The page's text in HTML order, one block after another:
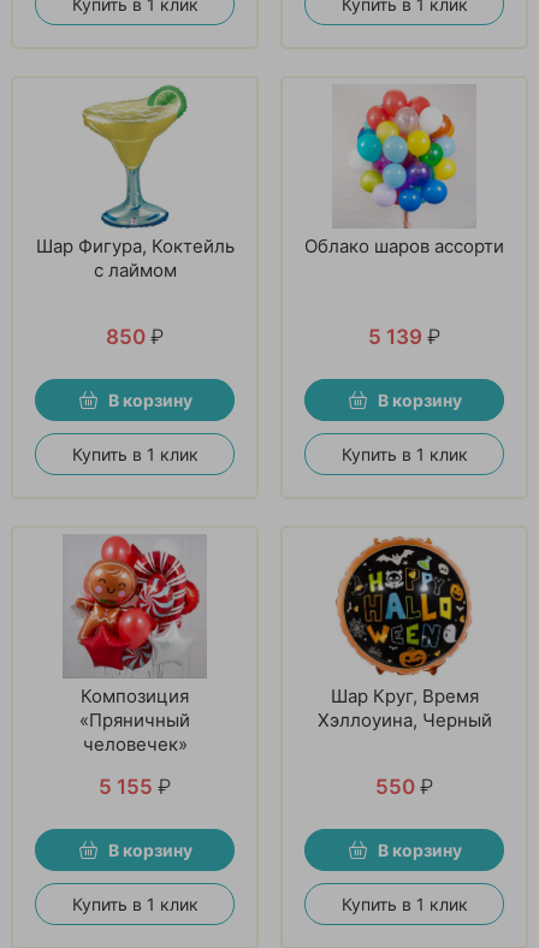
Шар Фигура, Коктейль
с лаймом
850 ₽
В корзину
Купить в 1 клик
Облако шаров ассорти
5 139 ₽
В корзину
Купить в 1 клик
Композиция
«Пряничный
человечек»
5 155 ₽
В корзину
Купить в 1 клик
Шар Круг, Время
Хэллоуина, Черный
550 ₽
В корзину
Купить в 1 клик